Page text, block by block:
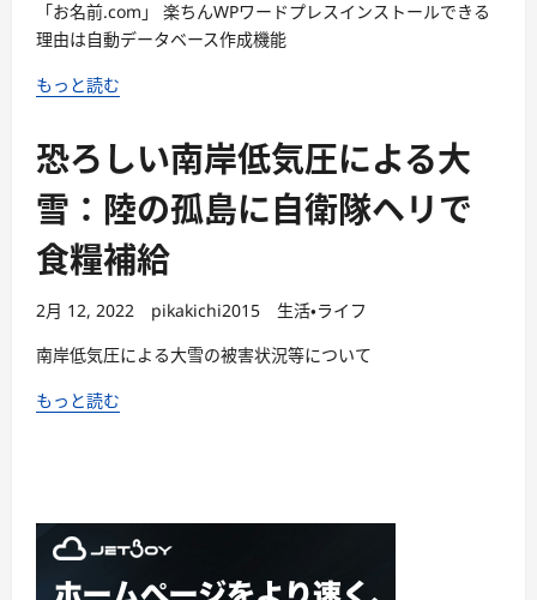
「お名前.com」 楽ちんWPワードプレスインストールできる
理由は自動データベース作成機能
もっと読む
恐ろしい南岸低気圧による大
雪：陸の孤島に自衛隊ヘリで
食糧補給
2月 12, 2022 pikakichi2015
生活・ライフ
南岸低気圧による大雪の被害状況等について
もっと読む